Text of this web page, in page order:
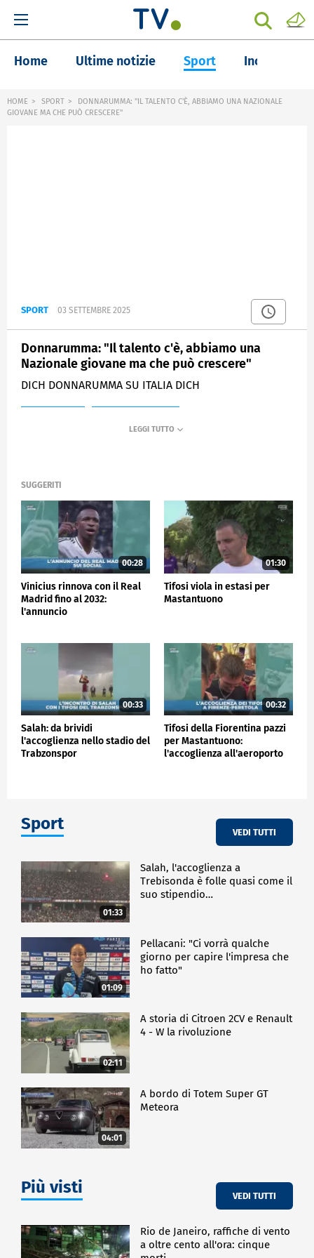
Home Ultime notizie Sport Inchieste
HOME SPORT
DONNARUMMA: "IL TALENTO C'È, ABBIAMO UNA NAZIONALE
GIOVANE MA CHE PUÒ CRESCERE"
SPORT 03 SETTEMBRE 2025
Donnarumma: "Il talento c'è, abbiamo una
Nazionale giovane ma che può crescere"
DICH DONNARUMMA SU ITALIA DICH
SUGGERITI
00:28
Vinicius rinnova con il Real
Madrid fino al 2032:
l'annuncio
01:30
Tifosi viola in estasi per
Mastantuono
00:33
Salah: da brividi
l'accoglienza nello stadio del
Trabzonspor
00:32
Tifosi della Fiorentina pazzi
per Mastantuono:
l'accoglienza all'aeroporto
Sport VEDI TUTTI
01:33
Salah, l'accoglienza a
Trebisonda è folle quasi come il
suo stipendio…
01:09
Pellacani: "Ci vorrà qualche
giorno per capire l'impresa che
ho fatto"
02:11
A storia di Citroen 2CV e Renault
4 - W la rivoluzione
04:01
A bordo di Totem Super GT
Meteora
Più visti VEDI TUTTI
Rio de Janeiro, raffiche di vento
a oltre cento all'ora: cinque